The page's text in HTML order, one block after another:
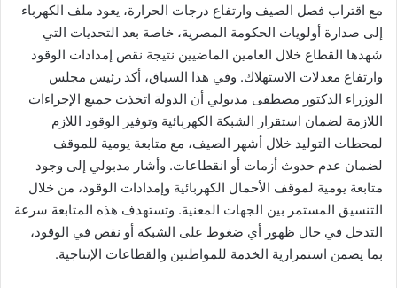
مع اقتراب فصل الصيف وارتفاع درجات الحرارة، يعود ملف الكهرباء
إلى صدارة أولويات الحكومة المصرية، خاصة بعد التحديات التي
شهدها القطاع خلال العامين الماضيين نتيجة نقص إمدادات الوقود
وارتفاع معدلات الاستهلاك. وفي هذا السياق، أكد رئيس مجلس
الوزراء الدكتور مصطفى مدبولي أن الدولة اتخذت جميع الإجراءات
اللازمة لضمان استقرار الشبكة الكهربائية وتوفير الوقود اللازم
لمحطات التوليد خلال أشهر الصيف، مع متابعة يومية للموقف
لضمان عدم حدوث أزمات أو انقطاعات. وأشار مدبولي إلى وجود
متابعة يومية لموقف الأحمال الكهربائية وإمدادات الوقود، من خلال
التنسيق المستمر بين الجهات المعنية. وتستهدف هذه المتابعة سرعة
التدخل في حال ظهور أي ضغوط على الشبكة أو نقص في الوقود،
بما يضمن استمرارية الخدمة للمواطنين والقطاعات الإنتاجية.